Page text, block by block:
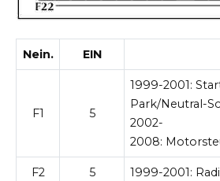
Nein. EIN
F1 5
1999-2001:
Park/Neutral-
2002-
2008:
F2 5 1999-2001: